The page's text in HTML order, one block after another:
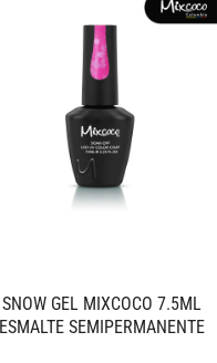
SNOW GEL MIXCOCO 7.5ML
ESMALTE SEMIPERMANENTE